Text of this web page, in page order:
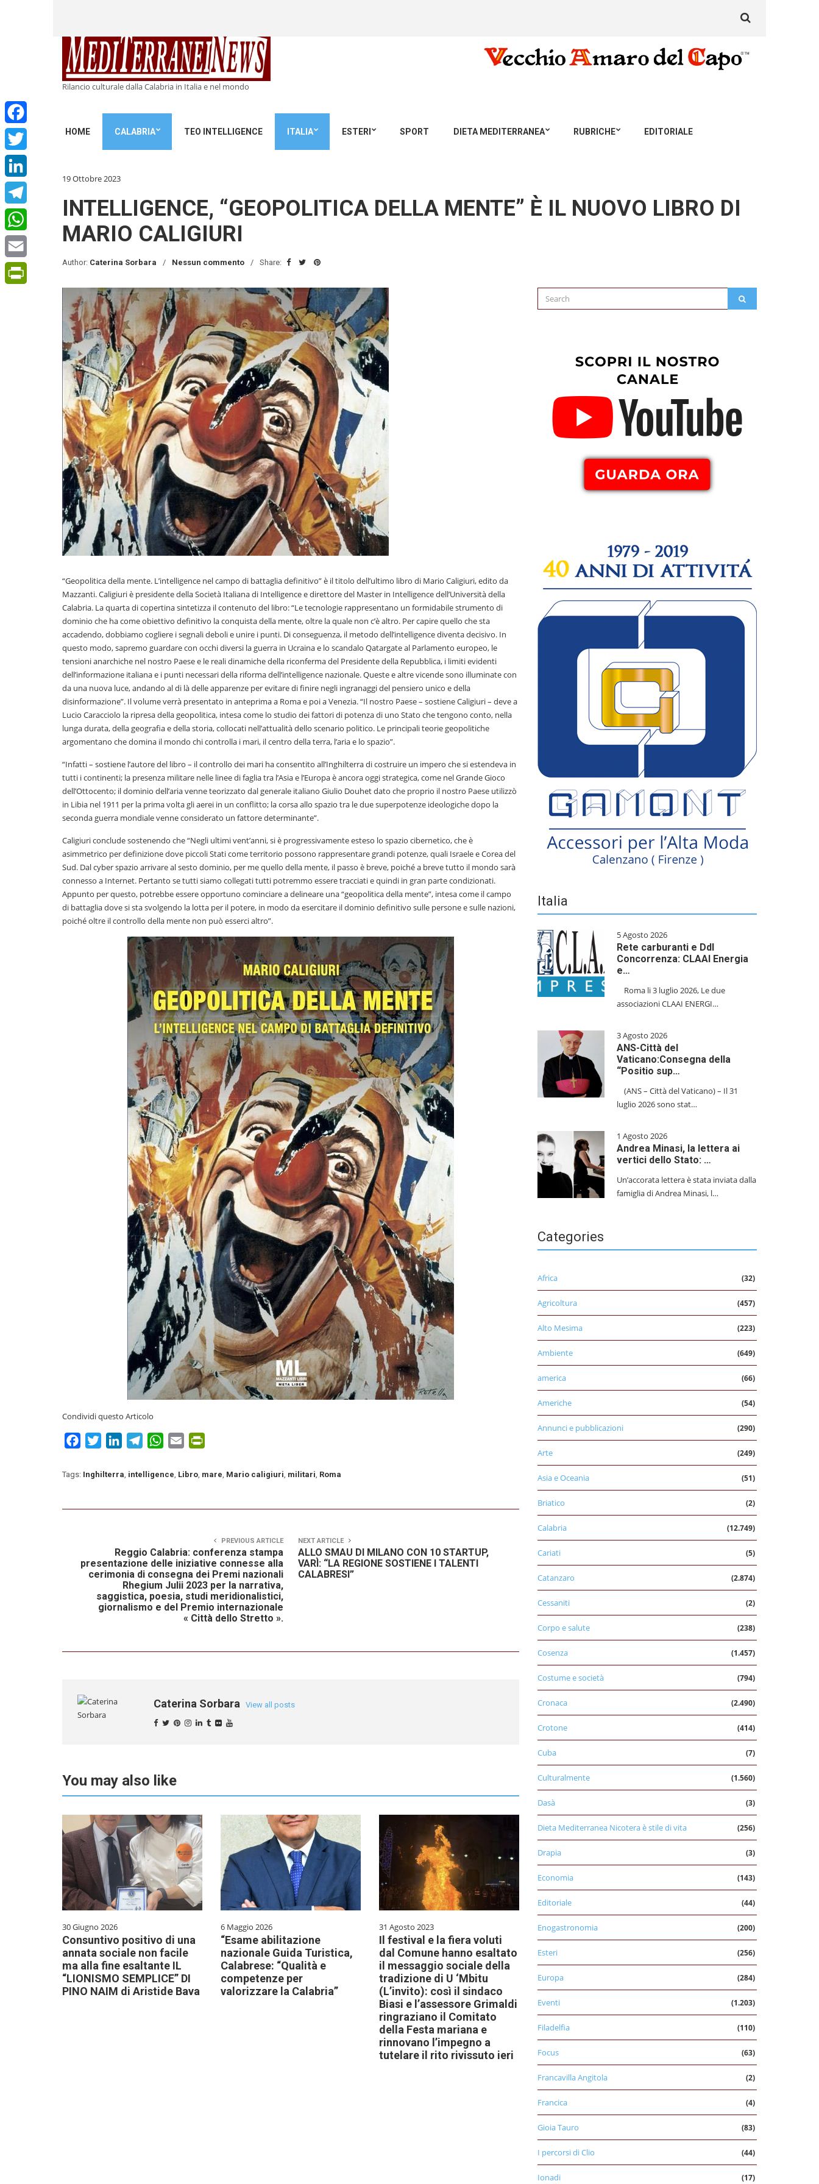
Rilancio culturale dalla Calabria in Italia e nel mondo
HOME CALABRIA TEO INTELLIGENCE ITALIA ESTERI SPORT DIETA MEDITERRANEA RUBRICHE EDITORIALE
for:
Facebook
Twitter
LinkedIn
Telegram
WhatsApp
Email
19 Ottobre 2023
INTELLIGENCE, “GEOPOLITICA DELLA MENTE” È IL NUOVO LIBRO DI
MARIO CALIGIURI
Author: Caterina Sorbara Nessun commento Share:
“Geopolitica della mente. L’intelligence nel campo di battaglia definitivo” è il titolo dell’ultimo libro di Mario Caligiuri, edito da
Mazzanti. Caligiuri è presidente della Società Italiana di Intelligence e direttore del Master in Intelligence dell’Università della
Calabria. La quarta di copertina sintetizza il contenuto del libro: “Le tecnologie rappresentano un formidabile strumento di
dominio che ha come obiettivo definitivo la conquista della mente, oltre la quale non c’è altro. Per capire quello che sta
accadendo, dobbiamo cogliere i segnali deboli e unire i punti. Di conseguenza, il metodo dell’intelligence diventa decisivo. In
questo modo, sapremo guardare con occhi diversi la guerra in Ucraina e lo scandalo Qatargate al Parlamento europeo, le
tensioni anarchiche nel nostro Paese e le reali dinamiche della riconferma del Presidente della Repubblica, i limiti evidenti
dell’informazione italiana e i punti necessari della riforma dell’intelligence nazionale. Queste e altre vicende sono illuminate con
da una nuova luce, andando al di là delle apparenze per evitare di finire negli ingranaggi del pensiero unico e della
disinformazione”. Il volume verrà presentato in anteprima a Roma e poi a Venezia. “Il nostro Paese – sostiene Caligiuri – deve a
Lucio Caracciolo la ripresa della geopolitica, intesa come lo studio dei fattori di potenza di uno Stato che tengono conto, nella
lunga durata, della geografia e della storia, collocati nell’attualità dello scenario politico. Le principali teorie geopolitiche
argomentano che domina il mondo chi controlla i mari, il centro della terra, l’aria e lo spazio”.
“Infatti – sostiene l’autore del libro – il controllo dei mari ha consentito all’Inghilterra di costruire un impero che si estendeva in
tutti i continenti; la presenza militare nelle linee di faglia tra l’Asia e l’Europa è ancora oggi strategica, come nel Grande Gioco
dell’Ottocento; il dominio dell’aria venne teorizzato dal generale italiano Giulio Douhet dato che proprio il nostro Paese utilizzò
in Libia nel 1911 per la prima volta gli aerei in un conflitto; la corsa allo spazio tra le due superpotenze ideologiche dopo la
seconda guerra mondiale venne considerato un fattore determinante”.
Caligiuri conclude sostenendo che “Negli ultimi vent’anni, si è progressivamente esteso lo spazio cibernetico, che è
asimmetrico per definizione dove piccoli Stati come territorio possono rappresentare grandi potenze, quali Israele e Corea del
Sud. Dal cyber spazio arrivare al sesto dominio, per me quello della mente, il passo è breve, poiché a breve tutto il mondo sarà
connesso a Internet. Pertanto se tutti siamo collegati tutti potremmo essere tracciati e quindi in gran parte condizionati.
Appunto per questo, potrebbe essere opportuno cominciare a delineare una “geopolitica della mente”, intesa come il campo
di battaglia dove si sta svolgendo la lotta per il potere, in modo da esercitare il dominio definitivo sulle persone e sulle nazioni,
poiché oltre il controllo della mente non può esserci altro”.
Condividi questo Articolo
FacebookTwitterLinkedInTelegramWhatsApp
Email
Tags: Inghilterra, intelligence, Libro, mare, Mario caligiuri, militari, Roma
PREVIOUS ARTICLE
Reggio Calabria: conferenza stampa
presentazione delle iniziative connesse alla
cerimonia di consegna dei Premi nazionali
Rhegium Julii 2023 per la narrativa,
saggistica, poesia, studi meridionalistici,
giornalismo e del Premio internazionale
« Città dello Stretto ».
NEXT ARTICLE
ALLO SMAU DI MILANO CON 10 STARTUP,
VARÌ: “LA REGIONE SOSTIENE I TALENTI
CALABRESI”
Caterina Sorbara View all posts
You may also like
30 Giugno 2026
Consuntivo positivo di una
annata sociale non facile
ma alla fine esaltante IL
“LIONISMO SEMPLICE” DI
PINO NAIM di Aristide Bava
6 Maggio 2026
“Esame abilitazione
nazionale Guida Turistica,
Calabrese: “Qualità e
competenze per
valorizzare la Calabria”
31 Agosto 2023
Il festival e la fiera voluti
dal Comune hanno esaltato
il messaggio sociale della
tradizione di U ‘Mbitu
(L’invito): così il sindaco
Biasi e l’assessore Grimaldi
ringraziano il Comitato
della Festa mariana e
rinnovano l’impegno a
tutelare il rito rivissuto ieri
Search
for:
Italia
5 Agosto 2026
Rete carburanti e Ddl
Concorrenza: CLAAI Energia
e…
​Roma li 3 luglio 2026, Le due
associazioni CLAAI ENERGI…
3 Agosto 2026
ANS-Città del
Vaticano:Consegna della
“Positio sup…
(ANS – Città del Vaticano) – Il 31
luglio 2026 sono stat…
1 Agosto 2026
Andrea Minasi, la lettera ai
vertici dello Stato: …
Un’accorata lettera è stata inviata dalla
famiglia di Andrea Minasi, l…
Categories
Africa (32)
Agricoltura (457)
Alto Mesima (223)
Ambiente (649)
america (66)
Americhe (54)
Annunci e pubblicazioni (290)
Arte (249)
Asia e Oceania (51)
Briatico (2)
Calabria (12.749)
Cariati (5)
Catanzaro (2.874)
Cessaniti (2)
Corpo e salute (238)
Cosenza (1.457)
Costume e società (794)
Cronaca (2.490)
Crotone (414)
Cuba (7)
Culturalmente (1.560)
Dasà (3)
Dieta Mediterranea Nicotera è stile di vita (256)
Drapia (3)
Economia (143)
Editoriale (44)
Enogastronomia (200)
Esteri (256)
Europa (284)
Eventi (1.203)
Filadelfia (110)
Focus (63)
Francavilla Angitola (2)
Francica (4)
Gioia Tauro (83)
I percorsi di Clio (44)
Ionadi (17)